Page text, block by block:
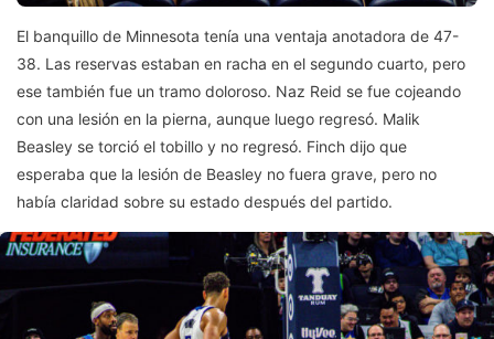
El banquillo de Minnesota tenía una ventaja anotadora de 47-
38. Las reservas estaban en racha en el segundo cuarto, pero
ese también fue un tramo doloroso. Naz Reid se fue cojeando
con una lesión en la pierna, aunque luego regresó. Malik
Beasley se torció el tobillo y no regresó. Finch dijo que
esperaba que la lesión de Beasley no fuera grave, pero no
había claridad sobre su estado después del partido.